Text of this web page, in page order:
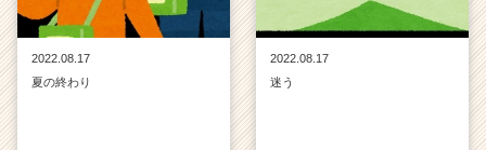
2022.08.17
夏の終わり
2022.08.17
迷う